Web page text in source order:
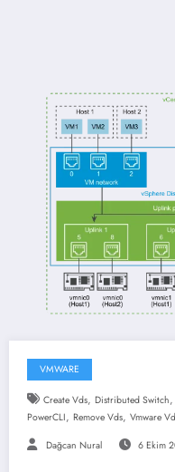
VMWARE
Create Vds, Distributed Switch,
PowerCLI, Remove Vds, Vmware
Dağcan Nural 6 Ekim